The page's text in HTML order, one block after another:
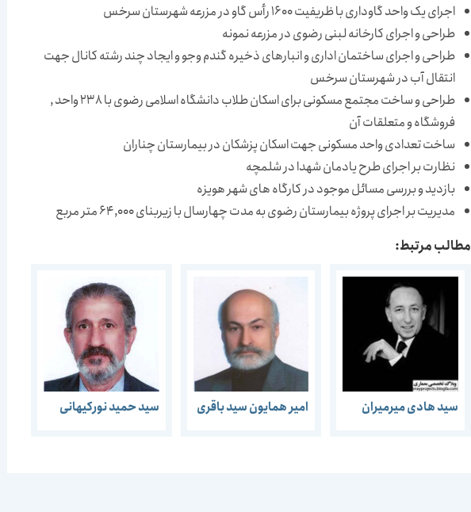
اجرای یک واحد گاوداری با ظریفیت 1600 رأس گاو در مزرعه شهرستان سرخس
طراحی و اجرای کارخانه لبنی رضوی در مزرعه نمونه
طراحی و اجرای ساختمان اداری و انبارهای ذخیره گندم وجو و ایجاد چند رشته کانال جهت
انتقال آب در شهرستان سرخس
طراحی و ساخت مجتمع مسکونی برای اسکان طلاب دانشگاه اسلامی رضوی با 238 واحد ,
فروشگاه و متعلقات آن
ساخت تعدادی واحد مسکونی جهت اسکان پزشکان در بیمارستان چناران
نظارت بر اجرای طرح یادمان شهدا در شلمچه
بازدید و بررسی مسائل موجود در کارگاه های شهر هویزه
مدیریت بر اجرای پروژه بیمارستان رضوی به مدت چهارسال با زیربنای 64,000 متر مربع
مطالب مرتبط:
سید هادی میرمیران امیر همایون سید باقری سید حمید نورکیهانی